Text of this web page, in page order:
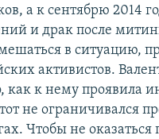
а к сентябрю 2014
и драк после
в ситуацию,
активистов.
как к нему проявила
не ограничивался
Чтобы не оказаться